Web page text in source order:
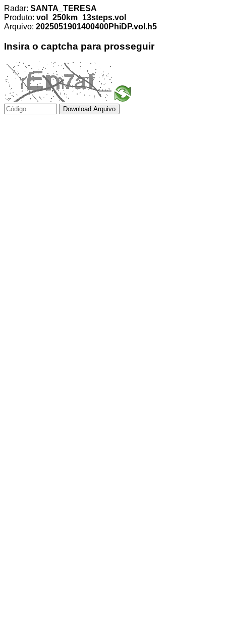
Radar: SANTA_TERESA
Produto: vol_250km_13steps.vol
Arquivo: 2025051901400400PhiDP.vol.h5
Insira o captcha para prosseguir